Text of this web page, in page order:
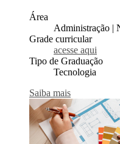
Área
Administração |
Grade curricular
acesse aqui
Tipo de Graduação
Tecnologia
Saiba mais